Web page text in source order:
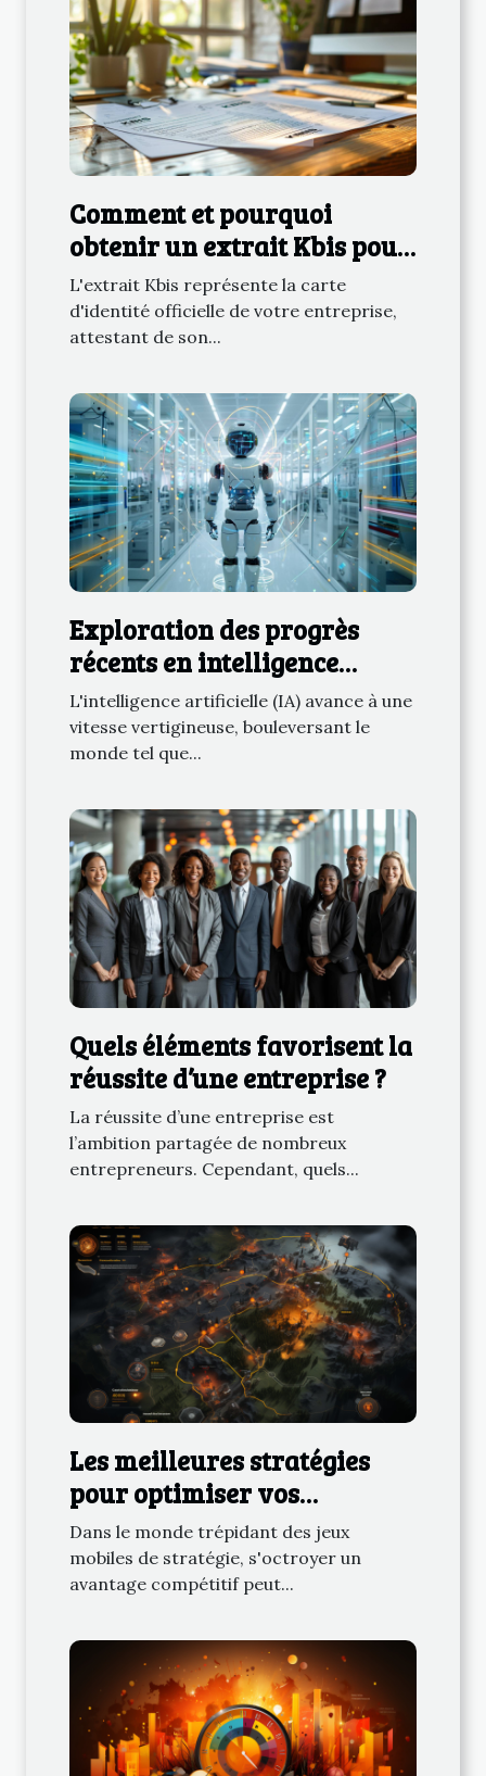
Comment et pourquoi
obtenir un extrait Kbis pour
votre entreprise
L'extrait Kbis représente la carte
d'identité officielle de votre entreprise,
attestant de son...
Exploration des progrès
récents en intelligence
artificielle et leurs impacts
L'intelligence artificielle (IA) avance à une
vitesse vertigineuse, bouleversant le
monde tel que...
Quels éléments favorisent la
réussite d’une entreprise ?
La réussite d’une entreprise est
l’ambition partagée de nombreux
entrepreneurs. Cependant, quels...
Les meilleures stratégies
pour optimiser vos
performances dans les jeux
mobiles de stratégie
Dans le monde trépidant des jeux
mobiles de stratégie, s'octroyer un
avantage compétitif peut...